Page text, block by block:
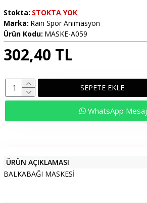
302,40 TL
Stokta: STOKTA YOK
Marka: Rain Spor Animasyon
Ürün Kodu: MASKE-A059
SEPETE EKLE
WhatsApp Mesaj
ÜRÜN AÇIKLAMASI
BALKABAĞI MASKESİ